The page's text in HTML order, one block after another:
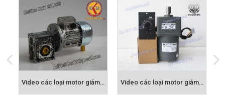
Video các loại motor giảm tốc mini 6w-250w Motor điều chỉnh tốc độ bẳng cơ, điều tốc cơ UDL